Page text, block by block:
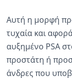
Αυτή η μορφή
τυχαία και
αυξημένο PSA
προστάτη ή
άνδρες που